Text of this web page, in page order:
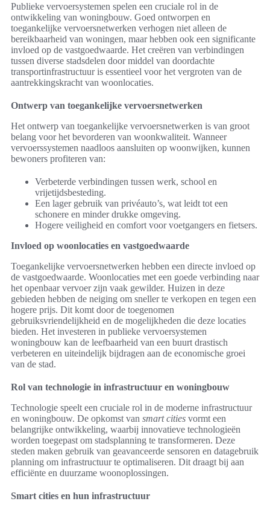
Publieke vervoersystemen spelen een cruciale rol in de
ontwikkeling van woningbouw. Goed ontworpen en
toegankelijke vervoersnetwerken verhogen niet alleen de
bereikbaarheid van woningen, maar hebben ook een significante
invloed op de vastgoedwaarde. Het creëren van verbindingen
tussen diverse stadsdelen door middel van doordachte
transportinfrastructuur is essentieel voor het vergroten van de
aantrekkingskracht van woonlocaties.
Ontwerp van toegankelijke vervoersnetwerken
Het ontwerp van toegankelijke vervoersnetwerken is van groot
belang voor het bevorderen van woonkwaliteit. Wanneer
vervoerssystemen naadloos aansluiten op woonwijken, kunnen
bewoners profiteren van:
Verbeterde verbindingen tussen werk, school en
vrijetijdsbesteding.
Een lager gebruik van privéauto’s, wat leidt tot een
schonere en minder drukke omgeving.
Hogere veiligheid en comfort voor voetgangers en fietsers.
Invloed op woonlocaties en vastgoedwaarde
Toegankelijke vervoersnetwerken hebben een directe invloed op
de vastgoedwaarde. Woonlocaties met een goede verbinding naar
het openbaar vervoer zijn vaak gewilder. Huizen in deze
gebieden hebben de neiging om sneller te verkopen en tegen een
hogere prijs. Dit komt door de toegenomen
gebruiksvriendelijkheid en de mogelijkheden die deze locaties
bieden. Het investeren in publieke vervoersystemen
woningbouw kan de leefbaarheid van een buurt drastisch
verbeteren en uiteindelijk bijdragen aan de economische groei
van de stad.
Rol van technologie in infrastructuur en woningbouw
Technologie speelt een cruciale rol in de moderne infrastructuur
en woningbouw. De opkomst van smart cities vormt een
belangrijke ontwikkeling, waarbij innovatieve technologieën
worden toegepast om stadsplanning te transformeren. Deze
steden maken gebruik van geavanceerde sensoren en datagebruik
planning om infrastructuur te optimaliseren. Dit draagt bij aan
efficiënte en duurzame woonoplossingen.
Smart cities en hun infrastructuur